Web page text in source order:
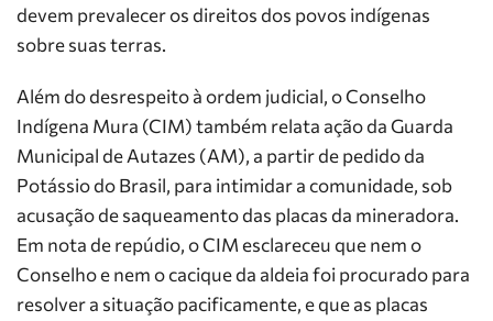
devem prevalecer os direitos dos povos indígenas
sobre suas terras.
Além do desrespeito à ordem judicial, o Conselho
Indígena Mura (CIM) também relata ação da Guarda
Municipal de Autazes (AM), a partir de pedido da
Potássio do Brasil, para intimidar a comunidade, sob
acusação de saqueamento das placas da mineradora.
Em nota de repúdio, o CIM esclareceu que nem o
Conselho e nem o cacique da aldeia foi procurado para
resolver a situação pacificamente, e que as placas